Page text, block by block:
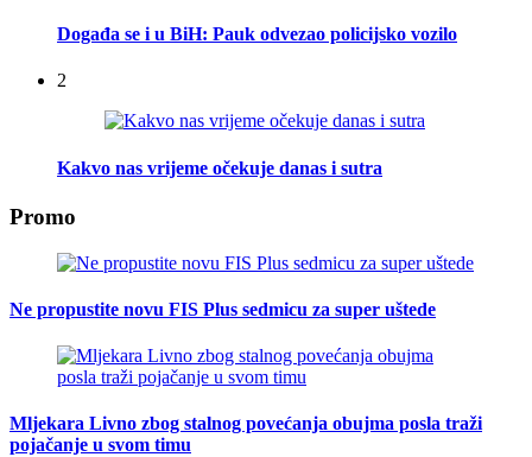
Događa se i u BiH: Pauk odvezao policijsko vozilo
2
Kakvo nas vrijeme očekuje danas i sutra
Promo
Ne propustite novu FIS Plus sedmicu za super uštede
Mljekara Livno zbog stalnog povećanja obujma posla traži
pojačanje u svom timu